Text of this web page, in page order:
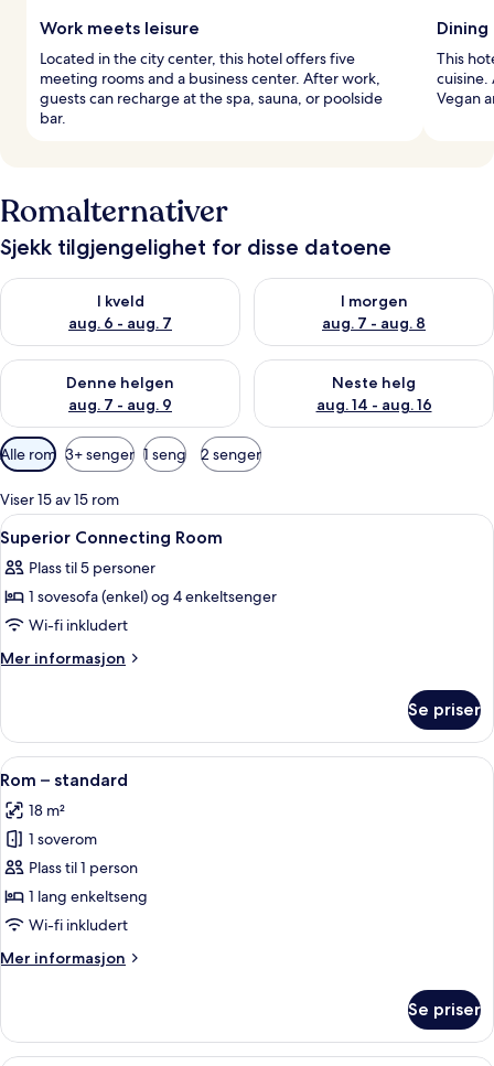
Work meets leisure
Located in the city center, this hotel offers five
meeting rooms and a business center. After work,
guests can recharge at the spa, sauna, or poolside
bar.
This
cuisine.
Vegan
Romalternativer
Sjekk tilgjengelighet for disse datoene
I kveld
aug. 6 - aug. 7
Sjekk tilgjengelighet for i kveld, aug. 6 - aug. 7
I morgen
aug. 7 - aug. 8
Sjekk tilgjengelighet for i
Denne helgen
aug. 7 - aug. 9
Sjekk tilgjengelighet for denne helgen, aug. 7 - aug. 9
Neste helg
aug. 14 - aug. 16
Sjekk tilgjengelighet for neste
Tilgjengelige
filtre
for
rom
Alle rom 3+ senger 1 seng 2 senger
Viser 15 av 15 rom
Åpne
alle
bildene
av
Superior
Connecting
Sengetøy av topp kvalitet, minibar,
4
Superior Connecting Room
Plass til 5 personer
1 sovesofa (enkel) og 4 enkeltsenger
Wi-fi inkludert
Mer informasjon
Mer
Connecting
Room
Se priser
Åpne
alle
bildene
av
Rom
–
standard
Rom – standard | Sengetøy av topp
4
Rom – standard
18 m²
1 soverom
Plass til 1 person
1 lang enkeltseng
Wi-fi inkludert
Mer informasjon
Mer
–
standard
Se priser